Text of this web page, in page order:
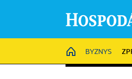
HOME
BYZNYS